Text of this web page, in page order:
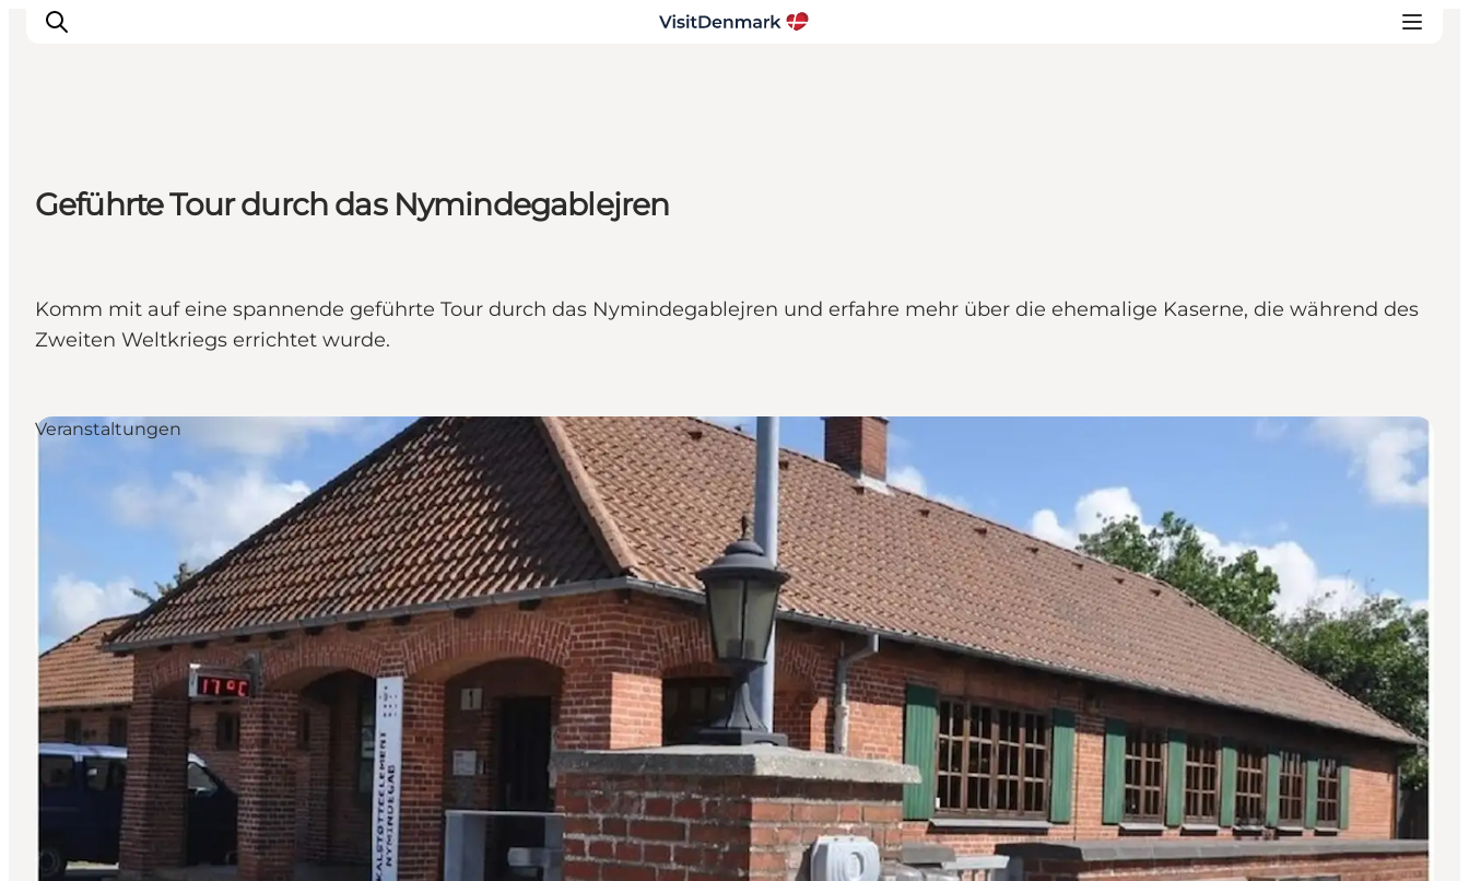
Inspiration
Regionen
Reiseplanung
Geführte Tour durch das Nymindegablejren
Komm mit auf eine spannende geführte Tour durch das Nymindegablejren und erfahre mehr über die ehemalige Kaserne, die während des
Zweiten Weltkriegs errichtet wurde.
Veranstaltungen